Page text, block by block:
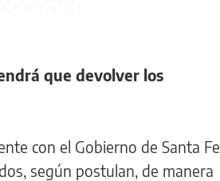
que devolver los
con el Gobierno de Santa Fe
según postulan, de manera